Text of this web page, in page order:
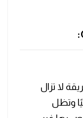
لا تزال
وتظل